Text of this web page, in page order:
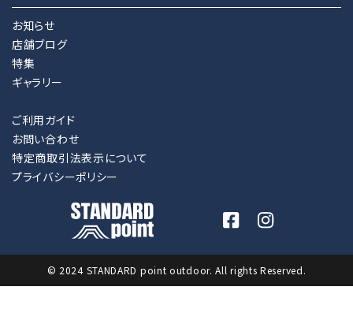
お知らせ
店舗ブログ
特集
ギャラリー
ご利用ガイド
お問い合わせ
特定商取引法表示について
プライバシーポリシー
© 2024 STANDARD point outdoor. All rights Reserved.